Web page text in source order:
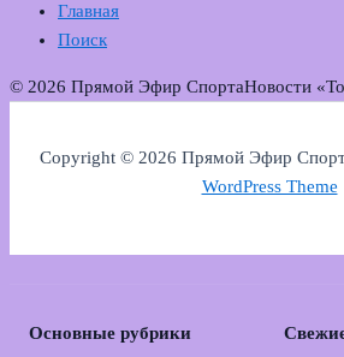
Главная
Поиск
© 2026 Прямой Эфир СпортаНовости
Copyright © 2026 Прямой Эфир
WordPress Theme
Основные рубрики